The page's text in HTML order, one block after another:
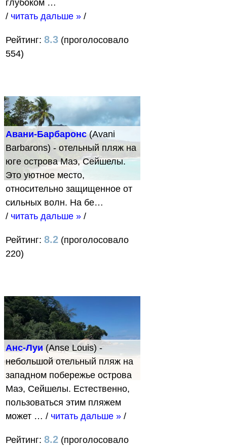
глубоком …
/ читать дальше » /
Рейтинг: 8.3 (проголосовало
554)
Авани-Барбаронс(Avani
Barbarons) - отельный пляж на
юге острова Маэ, Сейшелы.
Это уютное место,
относительно защищенное от
сильных волн. На бе…
/ читать дальше » /
Рейтинг: 8.2 (проголосовало
220)
Анс-Луи(Anse Louis) -
небольшой отельный пляж на
западном побережье острова
Маэ, Сейшелы. Естественно,
пользоваться этим пляжем
может … / читать дальше » /
Рейтинг: 8.2 (проголосовало